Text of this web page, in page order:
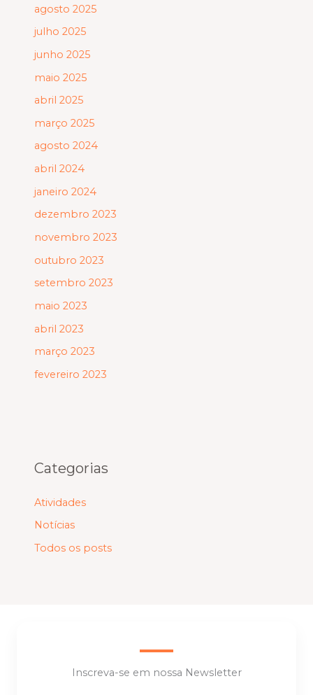
agosto 2025
julho 2025
junho 2025
maio 2025
abril 2025
março 2025
agosto 2024
abril 2024
janeiro 2024
dezembro 2023
novembro 2023
outubro 2023
setembro 2023
maio 2023
abril 2023
março 2023
fevereiro 2023
Categorias
Atividades
Notícias
Todos os posts
Inscreva-se em nossa Newsletter